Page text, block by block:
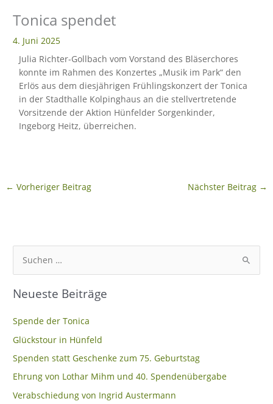
Tonica spendet
4. Juni 2025
Julia Richter-Gollbach vom Vorstand des Bläserchores
konnte im Rahmen des Konzertes „Musik im Park“ den
Erlös aus dem diesjährigen Frühlingskonzert der Tonica
in der Stadthalle Kolpinghaus an die stellvertretende
Vorsitzende der Aktion Hünfelder Sorgenkinder,
Ingeborg Heitz, überreichen.
← Vorheriger Beitrag Nächster Beitrag →
u
c
e
n
n
a
c
Neueste Beiträge
Spende der Tonica
Glückstour in Hünfeld
Spenden statt Geschenke zum 75. Geburtstag
Ehrung von Lothar Mihm und 40. Spendenübergabe
Verabschiedung von Ingrid Austermann